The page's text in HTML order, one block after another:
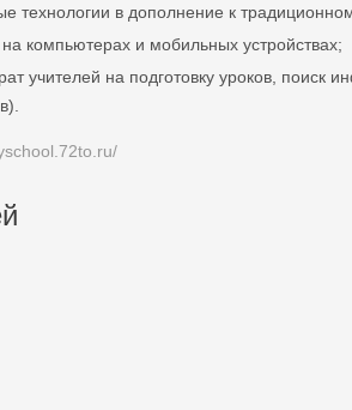
технологии в дополнение к
компьютерах и мобильных устройствах;
учителей на подготовку уроков,